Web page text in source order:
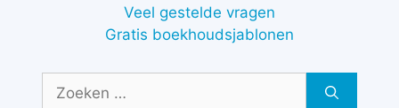
Veel gestelde vragen
Gratis boekhoudsjablonen
naar: